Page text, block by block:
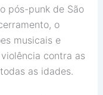
pós-punk de São
o
musicais e
contra as
as idades.